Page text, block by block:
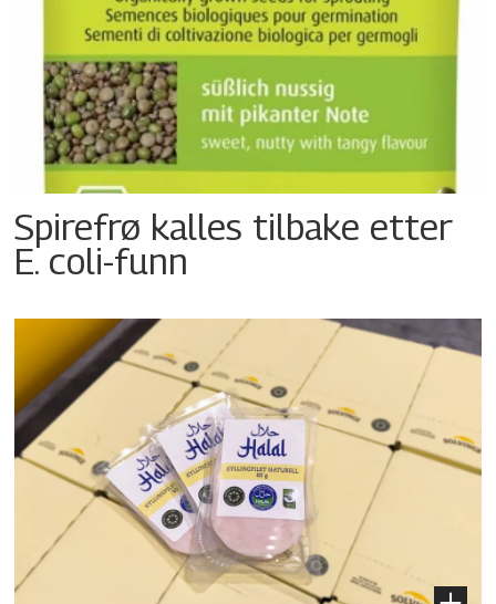
Spirefrø kalles tilbake etter
E. coli-funn